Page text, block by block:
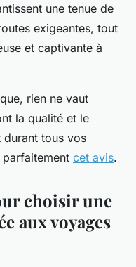
une tenue de
exigeantes, tout
et captivante à
rien ne vaut
la qualité et le
tous vos
parfaitement cet avis.
choisir une
aux voyages